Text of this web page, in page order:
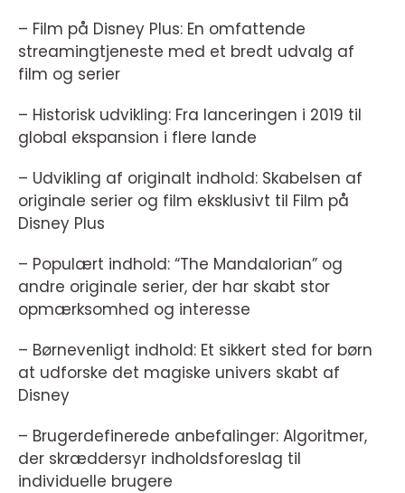
– Film på Disney Plus: En omfattende
streamingtjeneste med et bredt udvalg af
film og serier
– Historisk udvikling: Fra lanceringen i 2019 til
global ekspansion i flere lande
– Udvikling af originalt indhold: Skabelsen af
originale serier og film eksklusivt til Film på
Disney Plus
– Populært indhold: “The Mandalorian” og
andre originale serier, der har skabt stor
opmærksomhed og interesse
– Børnevenligt indhold: Et sikkert sted for børn
at udforske det magiske univers skabt af
Disney
– Brugerdefinerede anbefalinger: Algoritmer,
der skræddersyr indholdsforeslag til
individuelle brugere